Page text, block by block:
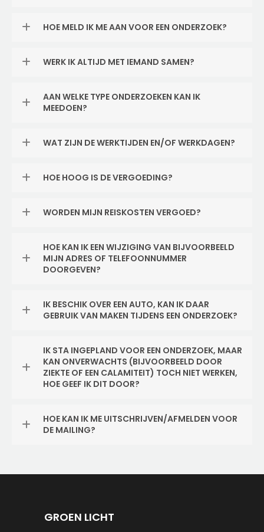
HOE MELD IK ME AAN VOOR EEN ONDERZOEK?
WERK IK ALTIJD MET IEMAND SAMEN?
AAN WELKE TYPE ONDERZOEKEN KAN IK
MEEDOEN?
WAT ZIJN DE WERKTIJDEN EN/OF WERKDAGEN?
HOE HOOG IS DE VERGOEDING?
WORDEN MIJN REISKOSTEN VERGOED?
HOE KAN IK EEN WIJZIGING VAN BIJVOORBEELD
MIJN ADRES OF TELEFOONNUMMER
DOORGEVEN?
IK BESCHIK OVER EEN AUTO, KAN IK DAAR
GEBRUIK VAN MAKEN TIJDENS EEN ONDERZOEK?
IK STA INGEPLAND VOOR EEN ONDERZOEK, MAAR
KAN ONVERWACHTS (BIJVOORBEELD DOOR
ZIEKTE OF EEN CALAMITEIT) TOCH NIET WERKEN,
HOE GEEF IK DIT DOOR?
HOE KAN IK ME UITSCHRIJVEN/AFMELDEN VOOR
DE MAILING?
GROEN LICHT